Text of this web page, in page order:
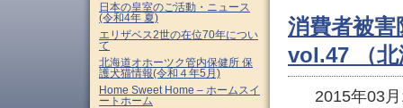
消費者被
vol.47 （北
2015年03
日本の皇室のご活動・ニュース
(令和4年 夏)
エリザベス2世の在位70年につい
て
北海道オホーツク管内保健所 保
護犬猫情報(令和４年5月)
Home Sweet Home – ホームスイ
ートホーム